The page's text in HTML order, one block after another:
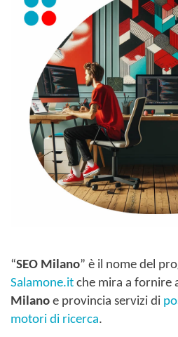
“SEO Milano” è il nome del
Salamone.it che mira a fornire
Milano e provincia servizi di
motori di ricerca.